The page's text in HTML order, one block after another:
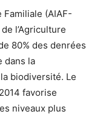
Familiale (AIAF-
l’Agriculture
80% des denrées
dans la
biodiversité. Le
favorise
niveaux plus